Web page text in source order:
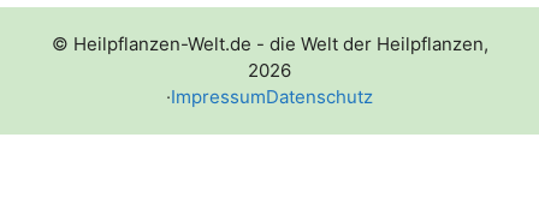
© Heilpflanzen-Welt.de - die Welt der Heilpflanzen,
2026
·ImpressumDatenschutz